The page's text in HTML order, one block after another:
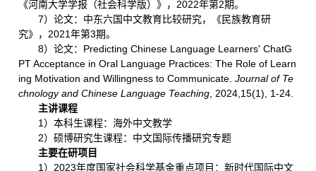
《河南大学学报（社会科学版）》，2022年第2期。
7）论文：中东六国中文教育比较研究，《民族教育研
究》，2021年第3期。
8）论文：Predicting Chinese Language Learners' ChatG
PT Acceptance in Oral Language Practices: The Role of Learn
ing Motivation and Willingness to Communicate.Journal of Te
chnology and Chinese Language Teaching, 2024,15(1), 1-24.
主讲课程
1）本科生课程：海外中文教学
2）硕博研究生课程：中文国际传播研究专题
主要在研项目
1）2023年度国家社会科学基金重点项目：新时代国际中文